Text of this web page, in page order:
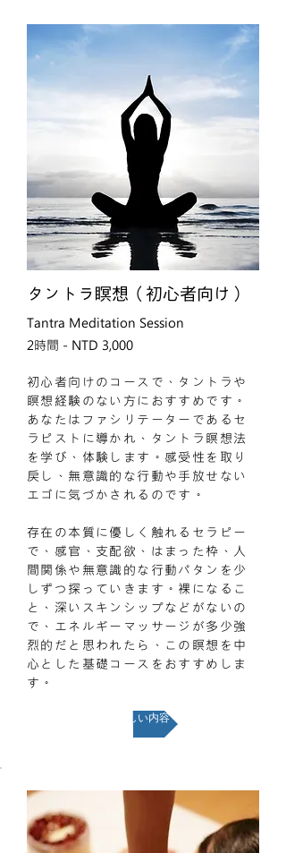
タントラ瞑想（初心者向け）
Tantra Meditation Session
2時間 - NTD 3,000
初心者向けのコースで、タントラや
瞑想経験のない方におすすめです。
あなたはファシリテーターであるセ
ラピストに導かれ、タントラ瞑想法
を学び、体験します。感受性を取り
戻し、無意識的な行動や手放せない
エゴに気づかされるのです。
存在の本質に優しく触れるセラピー
で、感官、支配欲、はまった枠、人
間関係や無意識的な行動パタンを少
しずつ探っていきます。裸になるこ
と、深いスキンシップなどがないの
で、エネルギーマッサージが多少強
烈的だと思われたら、この瞑想を中
心とした基礎コースをおすすめしま
す。
詳しい内容